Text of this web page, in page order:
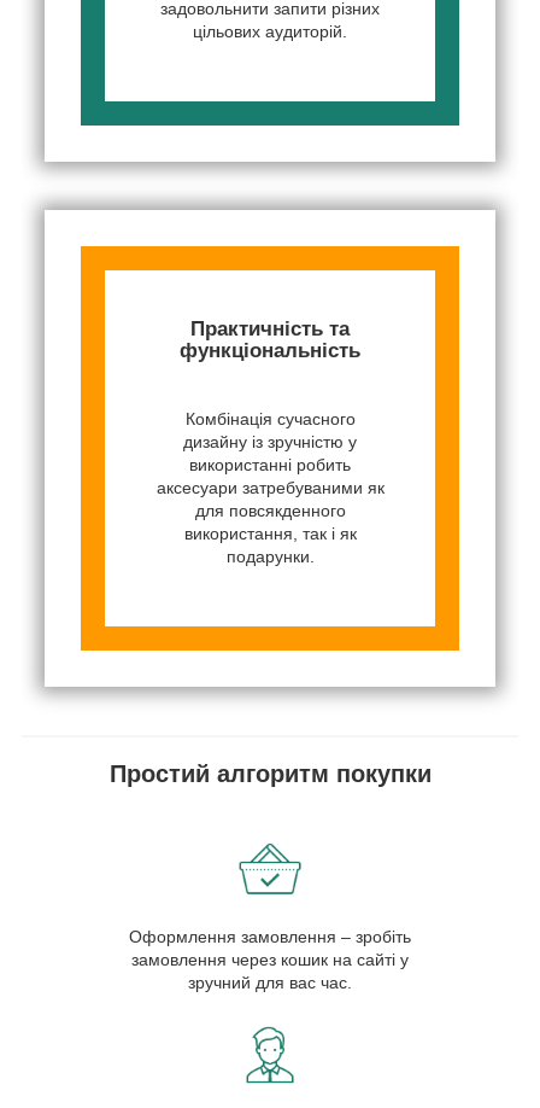
задовольнити запити різних
цільових аудиторій.
Практичність та
функціональність
Комбінація сучасного
дизайну із зручністю у
використанні робить
аксесуари затребуваними як
для повсякденного
використання, так і як
подарунки.
Простий алгоритм покупки
Оформлення замовлення – зробіть
замовлення через кошик на сайті у
зручний для вас час.